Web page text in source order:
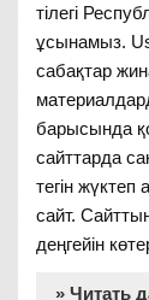
тілегі
ұсынамыз.
сабақтар
барысында
сайттарда
тегін жүктеп
сайт.
деңгейін
» Читать